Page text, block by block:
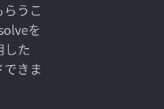
うこ
を
した
きま